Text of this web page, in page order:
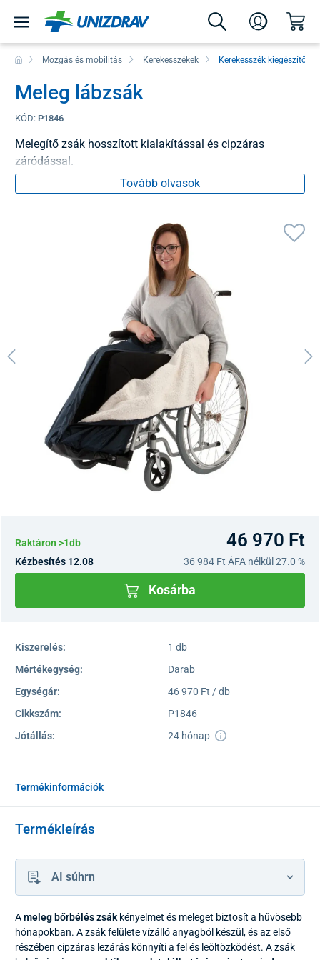
Mozgás és mobilitás Kerekesszékek Kerekesszék kiegészítők
Meleg lábzsák
KÓD: P1846
Melegítő zsák hosszított kialakítással és cipzáras
záródással.
Tovább olvasok
Raktáron >1db 46 970 Ft
Kézbesítés 12.08 36 984 Ft ÁFA nélkül 27.0 %
Kosárba
Kiszerelés:
1 db
Mértékegység:
Darab
Egységár:
46 970 Ft / db
Cikkszám:
P1846
Jótállás:
24 hónap
Termékinformációk
Termékleírás
AI súhrn
Ameleg bőrbélés zsák kényelmet és meleget biztosít a hűvösebb
hónapokban. A zsák felülete vízálló anyagból készül, és az első
részében cipzáras lezárás könnyíti a fel és leöltözködést. A zsák